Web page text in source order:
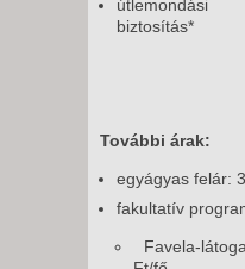
útlemondási
biztosítás*
További árak:
egyágyas felár:
fakultatív
Favela-